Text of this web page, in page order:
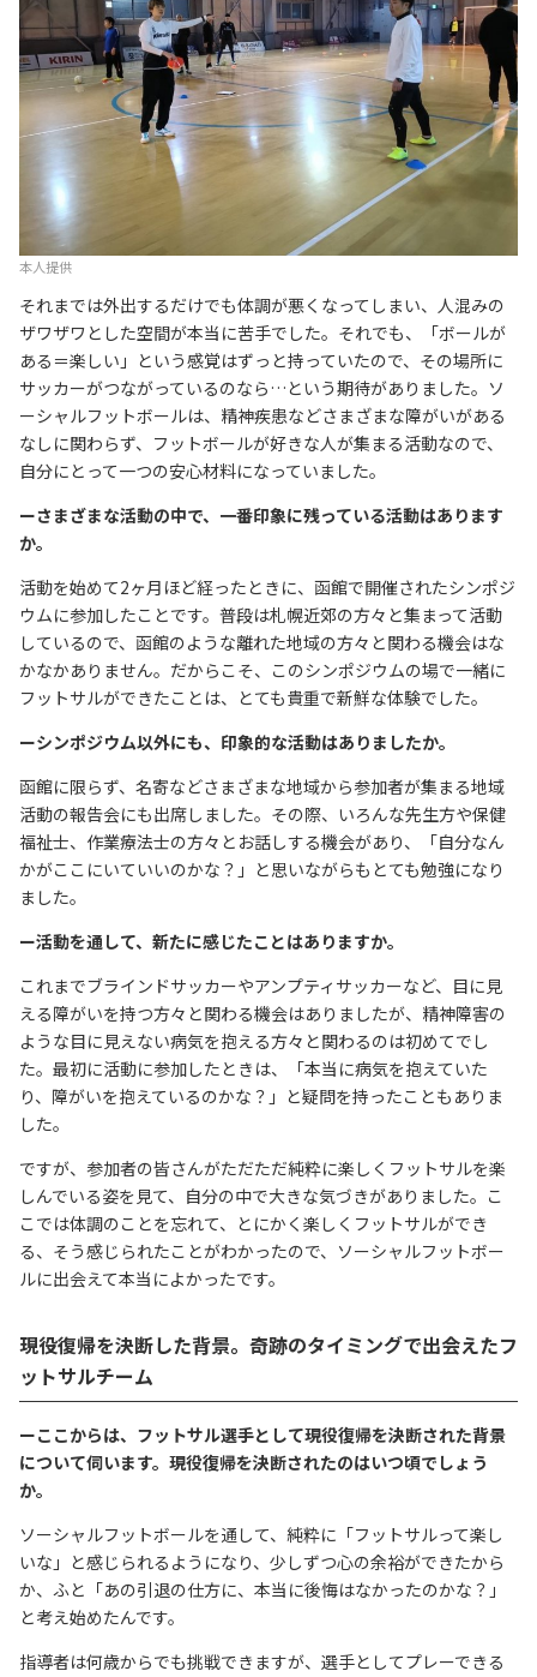
本人提供
それまでは外出するだけでも体調が悪くなってしまい、人混みの
ザワザワとした空間が本当に苦手でした。それでも、「ボールが
ある＝楽しい」という感覚はずっと持っていたので、その場所に
サッカーがつながっているのなら…という期待がありました。ソ
ーシャルフットボールは、精神疾患などさまざまな障がいがある
なしに関わらず、フットボールが好きな人が集まる活動なので、
自分にとって一つの安心材料になっていました。
ーさまざまな活動の中で、一番印象に残っている活動はあります
か。
活動を始めて2ヶ月ほど経ったときに、函館で開催されたシンポジ
ウムに参加したことです。普段は札幌近郊の方々と集まって活動
しているので、函館のような離れた地域の方々と関わる機会はな
かなかありません。だからこそ、このシンポジウムの場で一緒に
フットサルができたことは、とても貴重で新鮮な体験でした。
ーシンポジウム以外にも、印象的な活動はありましたか。
函館に限らず、名寄などさまざまな地域から参加者が集まる地域
活動の報告会にも出席しました。その際、いろんな先生方や保健
福祉士、作業療法士の方々とお話しする機会があり、「自分なん
かがここにいていいのかな？」と思いながらもとても勉強になり
ました。
ー活動を通して、新たに感じたことはありますか。
これまでブラインドサッカーやアンプティサッカーなど、目に見
える障がいを持つ方々と関わる機会はありましたが、精神障害の
ような目に見えない病気を抱える方々と関わるのは初めてでし
た。最初に活動に参加したときは、「本当に病気を抱えていた
り、障がいを抱えているのかな？」と疑問を持ったこともありま
した。
ですが、参加者の皆さんがただただ純粋に楽しくフットサルを楽
しんでいる姿を見て、自分の中で大きな気づきがありました。こ
こでは体調のことを忘れて、とにかく楽しくフットサルができ
る、そう感じられたことがわかったので、ソーシャルフットボー
ルに出会えて本当によかったです。
現役復帰を決断した背景。奇跡のタイミングで出会えたフ
ットサルチーム
ーここからは、フットサル選手として現役復帰を決断された背景
について伺います。現役復帰を決断されたのはいつ頃でしょう
か。
ソーシャルフットボールを通して、純粋に「フットサルって楽し
いな」と感じられるようになり、少しずつ心の余裕ができたから
か、ふと「あの引退の仕方に、本当に後悔はなかったのかな？」
と考え始めたんです。
指導者は何歳からでも挑戦できますが、選手としてプレーできる